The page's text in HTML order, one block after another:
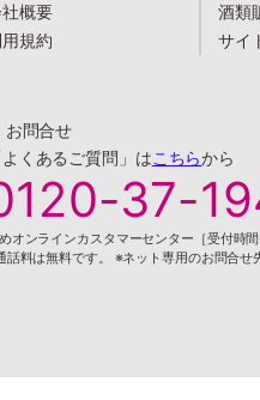
概要
規約
酒類
サイ
問合せ
よくあるご質問」はこちらから
37-
オンラインカスタマーセンター［受付時
話料は無料です。 ※ネット専用のお問合せ